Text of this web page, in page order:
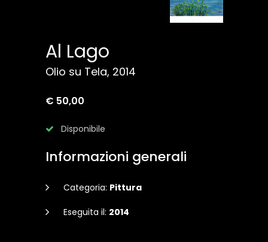
Al Lago
Olio su Tela, 2014
€ 50,00
Disponibile
Informazioni generali
Categoria: Pittura
Eseguita il: 2014